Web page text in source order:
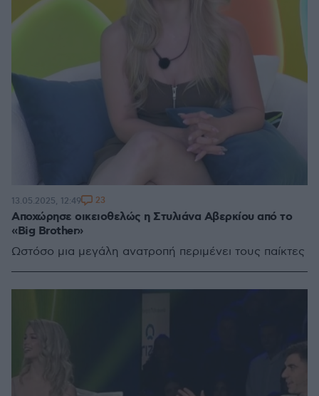
Αποχώρησε οικειοθελώς η Στυλιάνα Αβερκίου από το
«Big Brother»
Ωστόσο μια μεγάλη ανατροπή περιμένει τους παίκτες
13.05.2025, 12:49 23